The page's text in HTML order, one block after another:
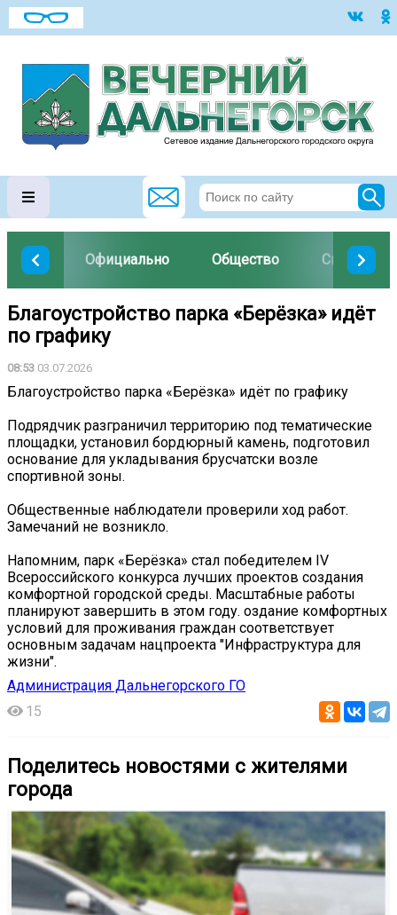
Официально Общество Спорт
Благоустройство парка «Берёзка» идёт
по графику
08:53 03.07.2026
Благоустройство парка «Берёзка» идёт по графику
Подрядчик разграничил территорию под тематические
площадки, установил бордюрный камень, подготовил
основание для укладывания брусчатски возле
спортивной зоны.
Общественные наблюдатели проверили ход работ.
Замечаний не возникло.
Напомним, парк «Берёзка» стал победителем IV
Всероссийского конкурса лучших проектов создания
комфортной городской среды. Масштабные работы
планируют завершить в этом году. оздание комфортных
условий для проживания граждан соответствует
основным задачам нацпроекта "Инфраструктура для
жизни".
Администрация Дальнегорского ГО
15
Поделитесь новостями с жителями
города